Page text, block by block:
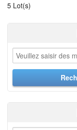
5 Lot(s)